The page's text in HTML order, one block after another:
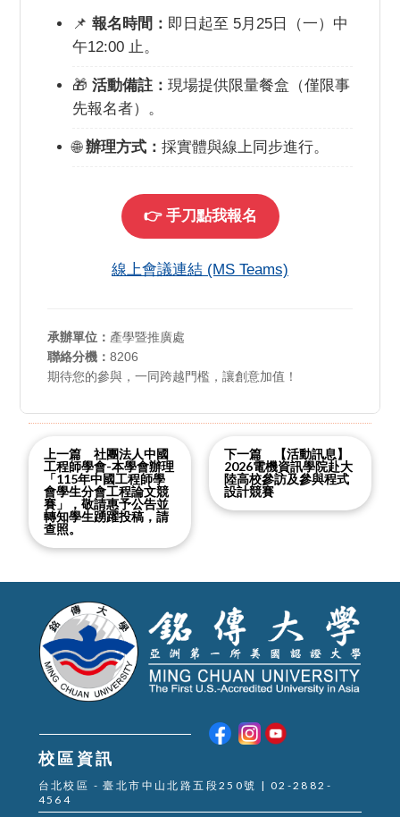
📌報名時間： 即日起至 5月25日（一）中
午12:00 止。
🎁活動備註：現場提供限量餐盒（僅限事
先報名者）。
🌐辦理方式：採實體與線上同步進行。
👉 手刀點我報名
線上會議連結 (MS Teams)
承辦單位： 產學暨推廣處
聯絡分機：8206
期待您的參與，一同跨越門檻，讓創意加值！
上一篇 社團法人中國
工程師學會-本學會辦理
「115年中國工程師學
會學生分會工程論文競
賽」，敬請惠予公告並
轉知學生踴躍投稿，請
查照。
下一篇 【活動訊息】
2026電機資訊學院赴大
陸高校參訪及參與程式
設計競賽
校區資訊
台北校區 - 臺北市中山北路五段250號 | 02-2882-
4564